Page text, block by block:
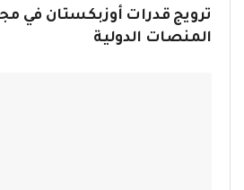
ترويج قدرات أوزبكستان في
المنصات الدولية